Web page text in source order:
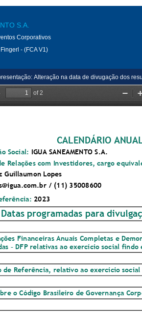
S.A.
Corporativos
- (FCA V1)
Alteração na data de divugação dos